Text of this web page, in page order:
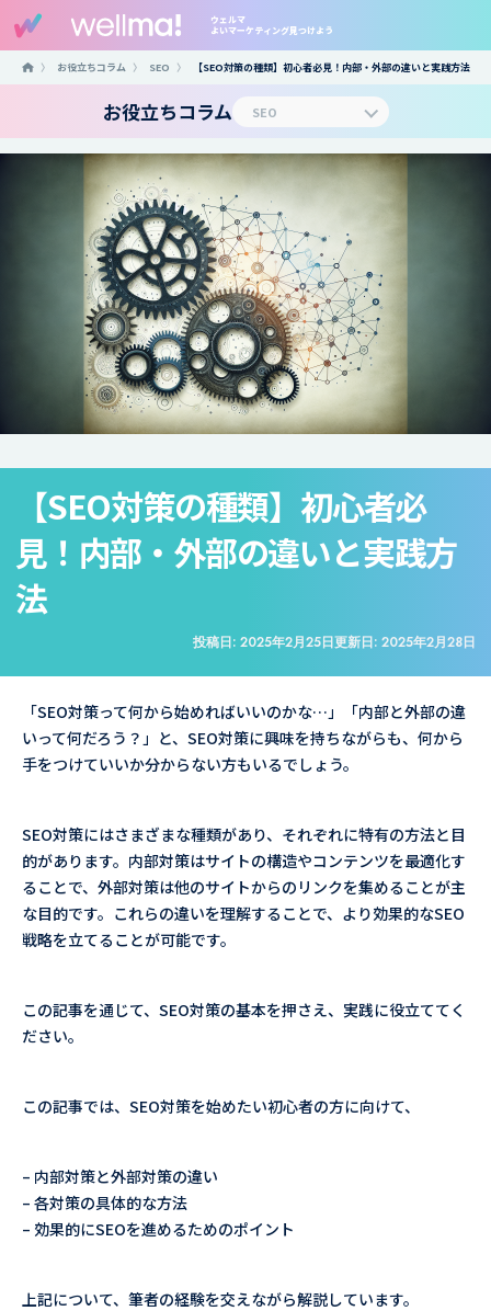
ウェルマ
よいマーケティング見つけよう
〉 お役立ちコラム 〉 SEO 〉 【SEO対策の種類】初心者必見！内部・外部の違いと実践方法
お役立ちコラム
【SEO対策の種類】初心者必
見！内部・外部の違いと実践方
法
投稿日: 2025年2月25日更新日: 2025年2月28日
「SEO対策って何から始めればいいのかな…」「内部と外部の違
いって何だろう？」と、SEO対策に興味を持ちながらも、何から
手をつけていいか分からない方もいるでしょう。
SEO対策にはさまざまな種類があり、それぞれに特有の方法と目
的があります。内部対策はサイトの構造やコンテンツを最適化す
ることで、外部対策は他のサイトからのリンクを集めることが主
な目的です。これらの違いを理解することで、より効果的なSEO
戦略を立てることが可能です。
この記事を通じて、SEO対策の基本を押さえ、実践に役立ててく
ださい。
この記事では、SEO対策を始めたい初心者の方に向けて、
– 内部対策と外部対策の違い
– 各対策の具体的な方法
– 効果的にSEOを進めるためのポイント
上記について、筆者の経験を交えながら解説しています。